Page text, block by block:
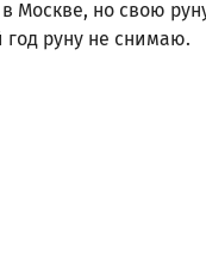
но свою
год руну не снимаю.